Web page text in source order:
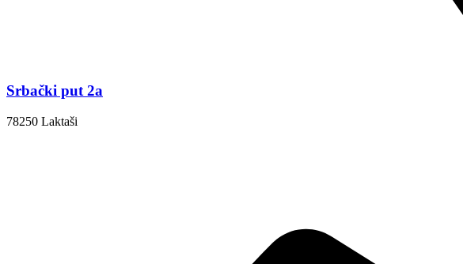
Srbački put 2a
78250 Laktaši